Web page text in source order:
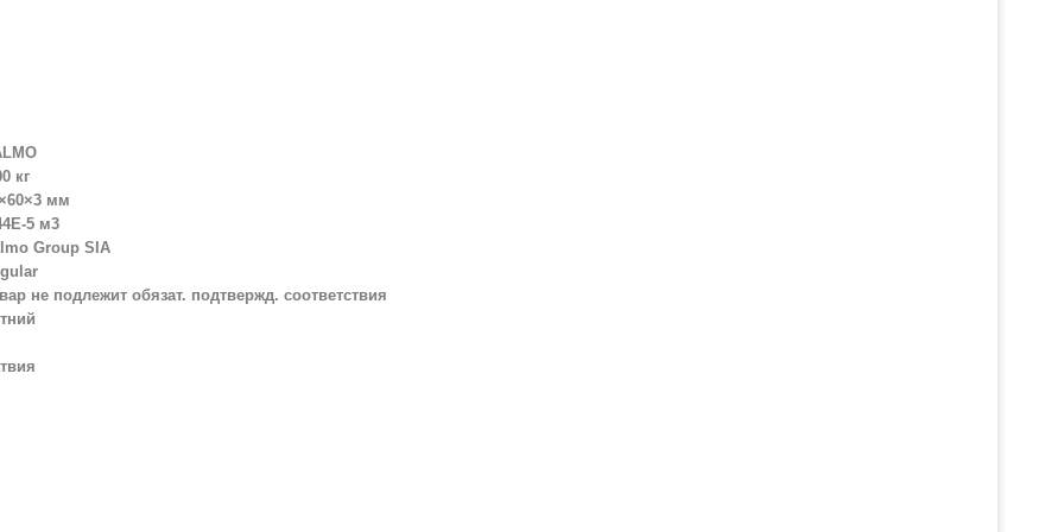
кг
мм
5 м3
Group SIA
не подлежит обязат. подтвержд. соответствия